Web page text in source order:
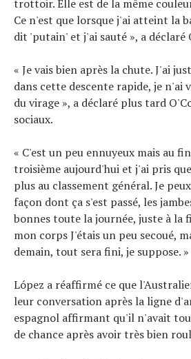
trottoir. Elle est de la même
Ce n'est que lorsque j'ai atteint la
dit 'putain' et j'ai sauté », a déclaré
« Je vais bien après la chute. J'ai
dans cette descente rapide, je n'ai
du virage », a déclaré plus tard
sociaux.
« C'est un peu ennuyeux mais au
troisième aujourd'hui et j'ai pris
plus au classement général. Je
façon dont ça s'est passé, les
bonnes toute la journée, juste à la
mon corps J'étais un peu secoué,
demain, tout sera fini, je suppose. »
López a réaffirmé ce que
leur conversation après la ligne
espagnol affirmant qu'il n'avait
de chance après avoir très bien